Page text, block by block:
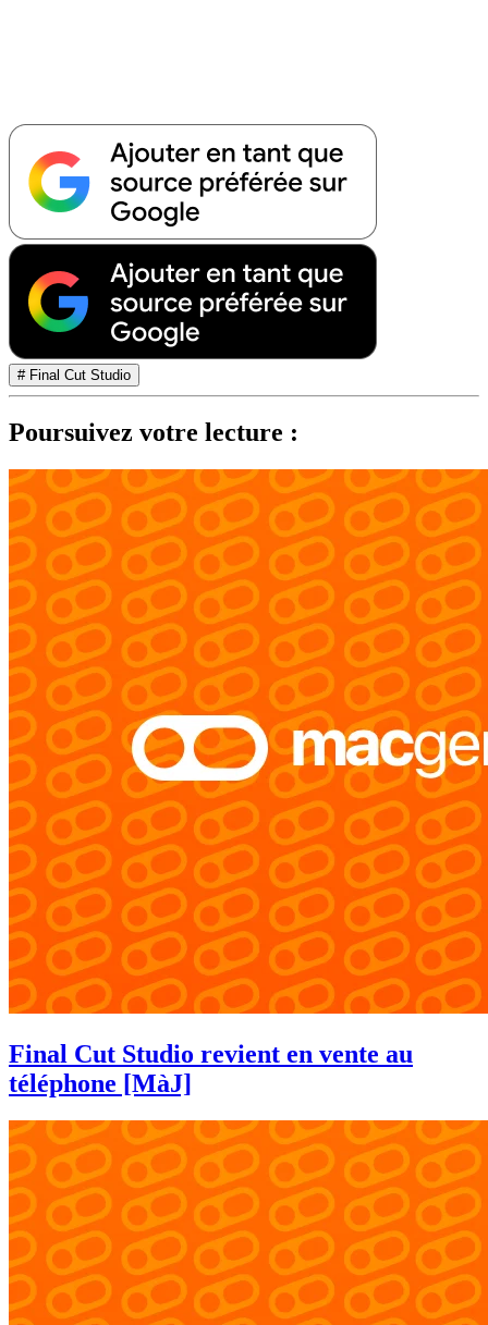
# Final Cut Studio
Poursuivez votre lecture :
Final Cut Studio revient en vente au
téléphone [MàJ]